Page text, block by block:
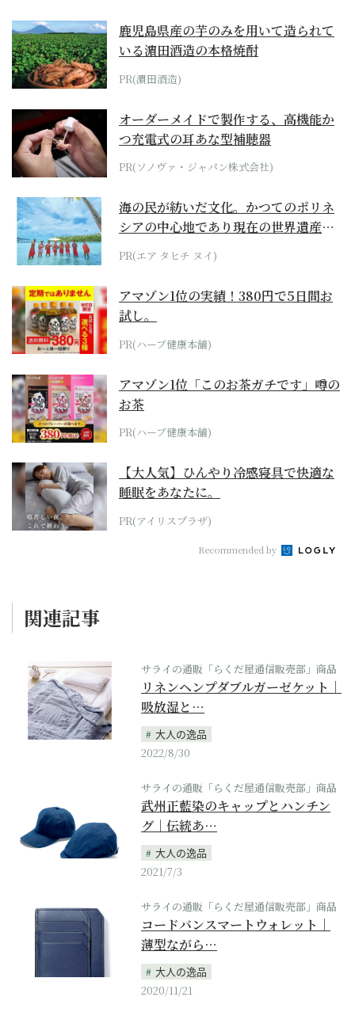
鹿児島県産の芋のみを用いて造られて
いる濵田酒造の本格焼酎
PR(濵田酒造)
オーダーメイドで製作する、高機能か
つ充電式の耳あな型補聴器
PR(ソノヴァ・ジャパン株式会社)
海の民が紡いだ文化。かつてのポリネ
シアの中心地であり現在の世界遺産か
らみえてくる...
PR(エア タヒチ ヌイ)
アマゾン1位の実績！380円で5日間お
試し。
PR(ハーブ健康本舗)
アマゾン1位「このお茶ガチです」噂の
お茶
PR(ハーブ健康本舗)
【大人気】ひんやり冷感寝具で快適な
睡眠をあなたに。
PR(アイリスプラザ)
Recommended by
関連記事
サライの通販「らくだ屋通信販売部」商品
リネンヘンプダブルガーゼケット｜
吸放湿と…
大人の逸品
2022/8/30
サライの通販「らくだ屋通信販売部」商品
武州正藍染のキャップとハンチン
グ｜伝統あ…
大人の逸品
2021/7/3
サライの通販「らくだ屋通信販売部」商品
コードバンスマートウォレット｜
薄型ながら…
大人の逸品
2020/11/21